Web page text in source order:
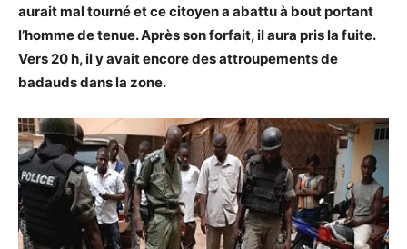
aurait mal tourné et ce citoyen a abattu à bout portant
l’homme de tenue. Après son forfait, il aura pris la fuite.
Vers 20 h, il y avait encore des attroupements de
badauds dans la zone.